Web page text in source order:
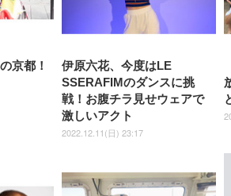
ュ ゲーミング/
しゃれ パソコ
京都！
伊原六花、今度はLE
SSERAFIMのダンスに挑
戦！お腹チラ見せウェアで
激しいアクト
2022.12.11(日) 23:17